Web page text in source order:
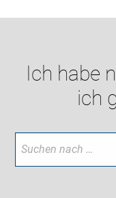
Ich habe
ich